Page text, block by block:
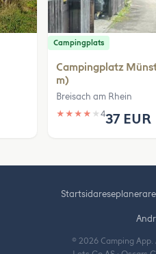
Campingplats
Campingplatz
m)
Breisach am Rhein
★ ★ ★ ★ ★437 EUR
Startsidareseplanerare
© 2026 Camping